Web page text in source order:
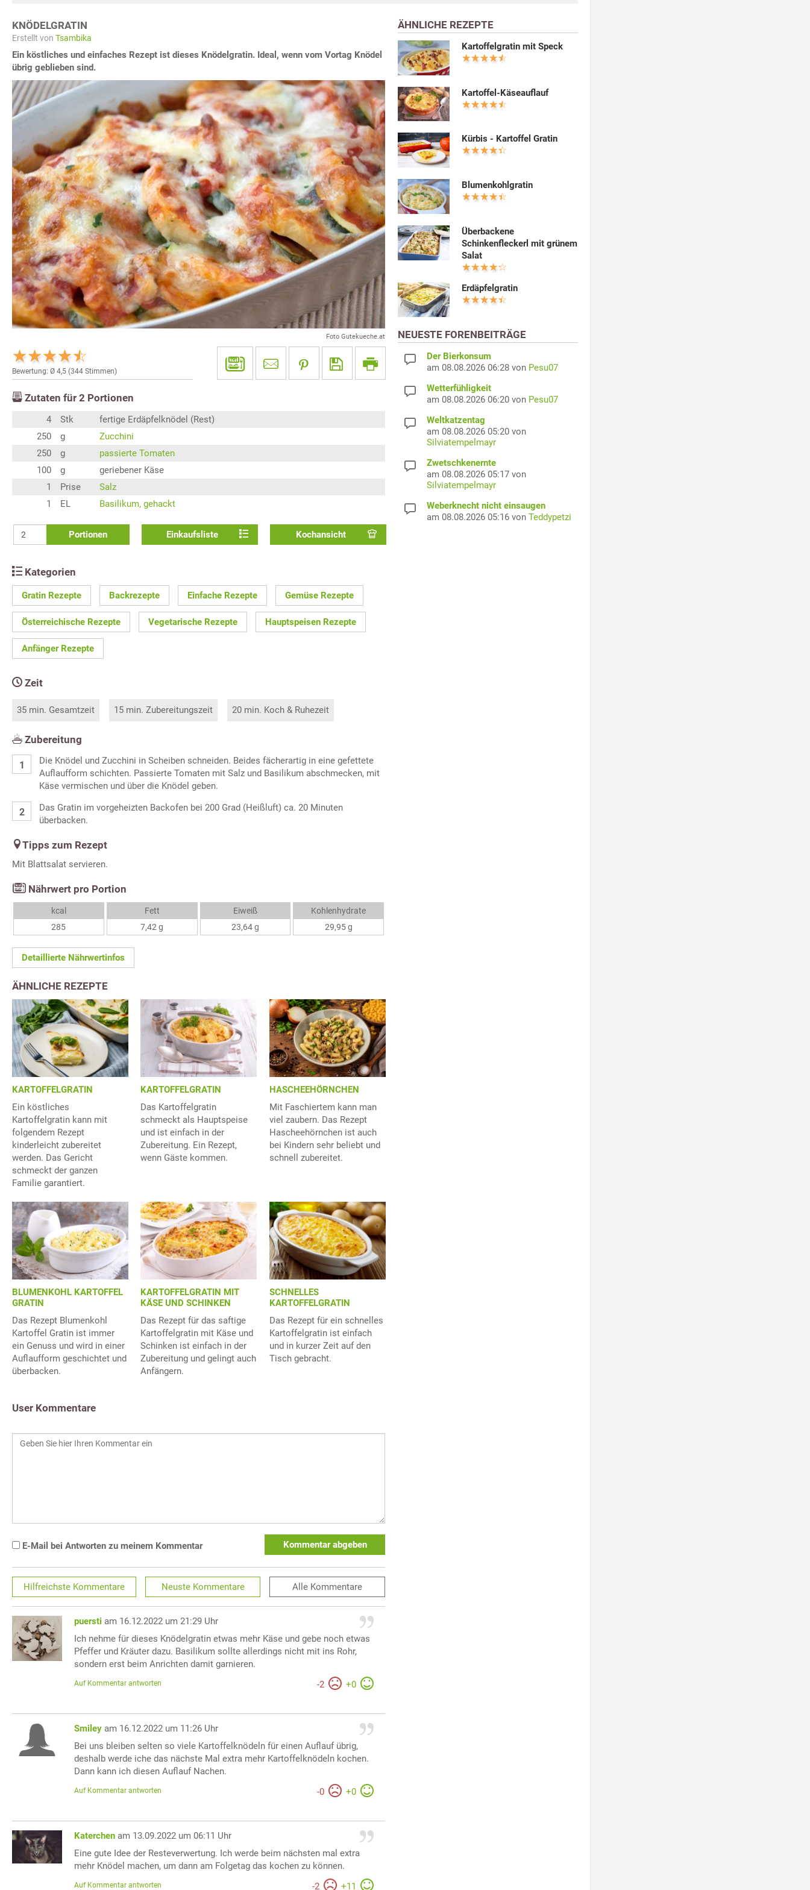
KNÖDELGRATIN
Erstellt von Tsambika
Ein köstliches und einfaches Rezept ist dieses Knödelgratin. Ideal, wenn vom Vortag Knödel
übrig geblieben sind.
Foto Gutekueche.at
Bewertung: Ø 4,5 (344 Stimmen)
Zutaten für 2 Portionen
4 Stk
fertige Erdäpfelknödel (Rest)
250
g
Zucchini
250
g
passierte Tomaten
100
g
geriebener Käse
1
Prise
Salz
1
EL Basilikum, gehackt
Portionen Einkaufsliste Kochansicht
Kategorien
Gratin Rezepte Backrezepte Einfache Rezepte Gemüse Rezepte
Österreichische Rezepte Vegetarische Rezepte Hauptspeisen Rezepte
Anfänger Rezepte
Zeit
35 min. Gesamtzeit 15 min. Zubereitungszeit 20 min. Koch & Ruhezeit
Zubereitung
Die Knödel und Zucchini in Scheiben schneiden. Beides fächerartig in eine gefettete
Auflaufform schichten. Passierte Tomaten mit Salz und Basilikum abschmecken, mit
Käse vermischen und über die Knödel geben.
Das Gratin im vorgeheizten Backofen bei 200 Grad (Heißluft) ca. 20 Minuten
überbacken.
Tipps zum Rezept
Mit Blattsalat servieren.
Nährwert pro Portion
kcal
285
Fett
7,42 g
Eiweiß
23,64 g
Kohlenhydrate
29,95 g
Detaillierte Nährwertinfos
ÄHNLICHE REZEPTE
KARTOFFELGRATIN
Ein köstliches
Kartoffelgratin kann mit
folgendem Rezept
kinderleicht zubereitet
werden. Das Gericht
schmeckt der ganzen
Familie garantiert.
KARTOFFELGRATIN
Das Kartoffelgratin
schmeckt als Hauptspeise
und ist einfach in der
Zubereitung. Ein Rezept,
wenn Gäste kommen.
HASCHEEHÖRNCHEN
Mit Faschiertem kann man
viel zaubern. Das Rezept
Hascheehörnchen ist auch
bei Kindern sehr beliebt und
schnell zubereitet.
BLUMENKOHL KARTOFFEL
GRATIN
Das Rezept Blumenkohl
Kartoffel Gratin ist immer
ein Genuss und wird in einer
Auflaufform geschichtet und
überbacken.
KARTOFFELGRATIN MIT
KÄSE UND SCHINKEN
Das Rezept für das saftige
Kartoffelgratin mit Käse und
Schinken ist einfach in der
Zubereitung und gelingt auch
Anfängern.
SCHNELLES
KARTOFFELGRATIN
Das Rezept für ein schnelles
Kartoffelgratin ist einfach
und in kurzer Zeit auf den
Tisch gebracht.
User Kommentare
E-Mail bei Antworten zu meinem Kommentar Kommentar abgeben
Hilfreichste Kommentare Neuste Kommentare Alle Kommentare
puersti am 16.12.2022 um 21:29 Uhr
Ich nehme für dieses Knödelgratin etwas mehr Käse und gebe noch etwas
Pfeffer und Kräuter dazu. Basilikum sollte allerdings nicht mit ins Rohr,
sondern erst beim Anrichten damit garnieren.
-2 +0
Auf Kommentar antworten
Smiley am 16.12.2022 um 11:26 Uhr
Bei uns bleiben selten so viele Kartoffelknödeln für einen Auflauf übrig,
deshalb werde iche das nächste Mal extra mehr Kartoffelknödeln kochen.
Dann kann ich diesen Auflauf Nachen.
-0 +0
Auf Kommentar antworten
Katerchen am 13.09.2022 um 06:11 Uhr
Eine gute Idee der Resteverwertung. Ich werde beim nächsten mal extra
mehr Knödel machen, um dann am Folgetag das kochen zu können.
-2 +11
Auf Kommentar antworten
ÄHNLICHE REZEPTE
Kartoffelgratin mit Speck
Kartoffel-Käseauflauf
Kürbis - Kartoffel Gratin
Blumenkohlgratin
Überbackene
Schinkenfleckerl mit grünem
Salat
Erdäpfelgratin
NEUESTE FORENBEITRÄGE
Der Bierkonsum
am 08.08.2026 06:28 von Pesu07
Wetterfühligkeit
am 08.08.2026 06:20 von Pesu07
Weltkatzentag
am 08.08.2026 05:20 von
Silviatempelmayr
Zwetschkenernte
am 08.08.2026 05:17 von
Silviatempelmayr
Weberknecht nicht einsaugen
am 08.08.2026 05:16 von Teddypetzi